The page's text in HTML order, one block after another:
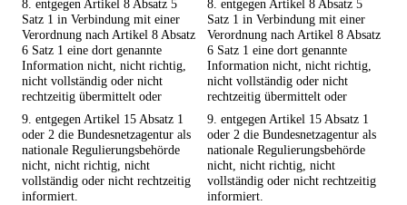
8. entgegen Artikel 8 Absatz 5
Satz 1 in Verbindung mit einer
Verordnung nach Artikel 8 Absatz
6 Satz 1 eine dort genannte
Information nicht, nicht richtig,
nicht vollständig oder nicht
rechtzeitig übermittelt oder
8. entgegen Artikel 8 Absatz 5
Satz 1 in Verbindung mit einer
Verordnung nach Artikel 8 Absatz
6 Satz 1 eine dort genannte
Information nicht, nicht richtig,
nicht vollständig oder nicht
rechtzeitig übermittelt oder
9. entgegen Artikel 15 Absatz 1
oder 2 die Bundesnetzagentur als
nationale Regulierungsbehörde
nicht, nicht richtig, nicht
vollständig oder nicht rechtzeitig
informiert.
9. entgegen Artikel 15 Absatz 1
oder 2 die Bundesnetzagentur als
nationale Regulierungsbehörde
nicht, nicht richtig, nicht
vollständig oder nicht rechtzeitig
informiert.